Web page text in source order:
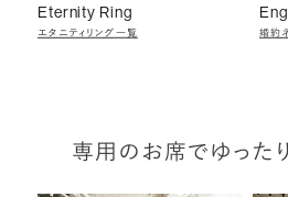
Eternity Ring
エタニティリング一覧 婚約
専用のお席でゆった